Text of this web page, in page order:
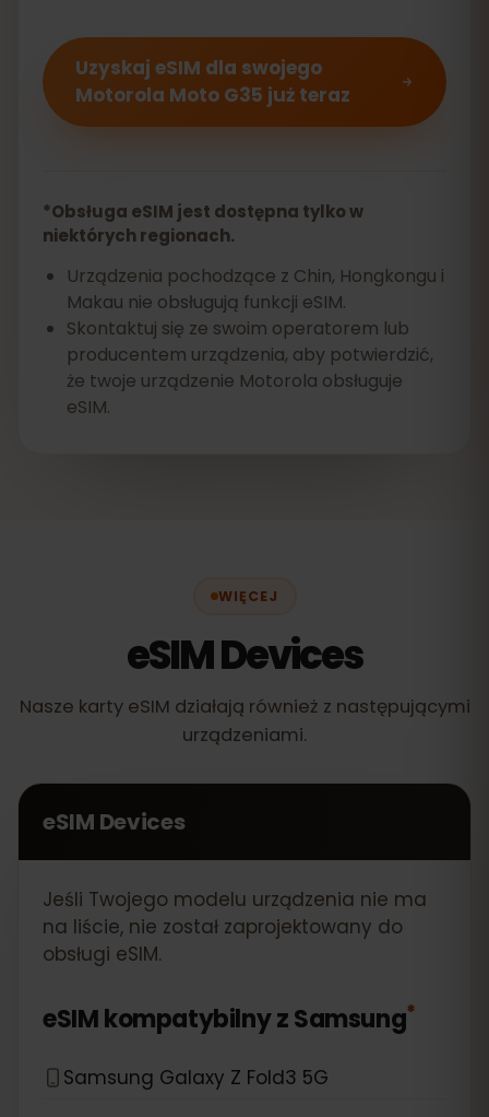
Uzyskaj eSIM dla swojego
Motorola Moto G35 już teraz
*Obsługa eSIM jest dostępna tylko w
niektórych regionach.
Urządzenia pochodzące z Chin, Hongkongu i
Makau nie obsługują funkcji eSIM.
Skontaktuj się ze swoim operatorem lub
producentem urządzenia, aby potwierdzić,
że twoje urządzenie Motorola obsługuje
eSIM.
WIĘCEJ
eSIM Devices
Nasze karty eSIM działają również z następującymi
urządzeniami.
eSIM Devices
Jeśli Twojego modelu urządzenia nie ma
na liście, nie został zaprojektowany do
obsługi eSIM.
eSIM kompatybilny zSamsung*
Samsung Galaxy Z Fold3 5G